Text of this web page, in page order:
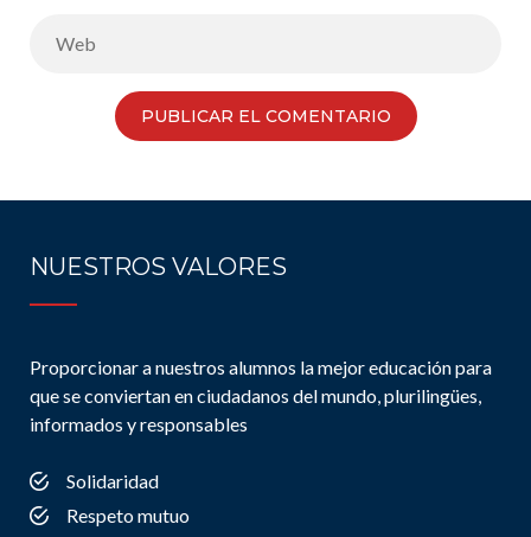
NUESTROS VALORES
Proporcionar a nuestros alumnos la mejor educación para
que se conviertan en ciudadanos del mundo, plurilingües,
informados y responsables
Solidaridad
Respeto mutuo